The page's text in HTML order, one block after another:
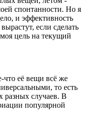
спонтанности. Но я
и эффективность
если сделать
цель на текущий
что её вещи всё же
то есть
разных случаев. В
популярной